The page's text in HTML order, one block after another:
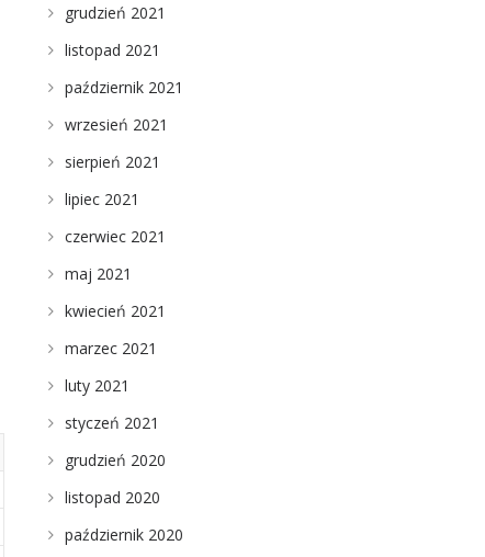
grudzień 2021
listopad 2021
październik 2021
wrzesień 2021
sierpień 2021
lipiec 2021
czerwiec 2021
maj 2021
kwiecień 2021
marzec 2021
luty 2021
styczeń 2021
grudzień 2020
listopad 2020
październik 2020